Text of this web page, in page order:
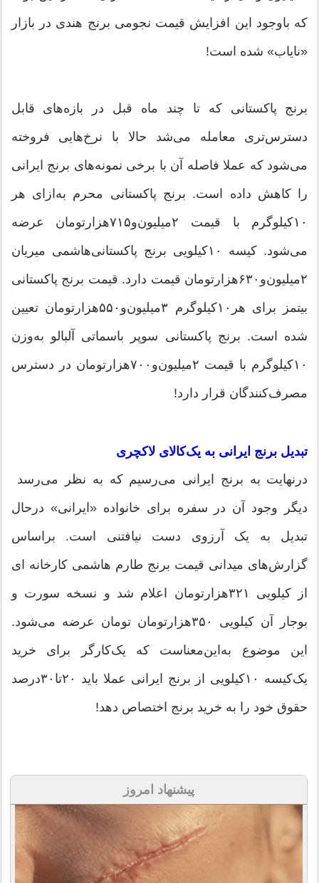
که باوجود این افزایش قیمت نجومی برنج هندی در بازار
«نایاب» شده است!
برنج پاکستانی که تا چند ماه قبل در بازه‌های قابل‌
دسترس‌تری معامله می‌شد حالا با نرخ‌هایی فروخته
می‌شود که عملا فاصله آن با برخی نمونه‌های برنج ایرانی
را کاهش داده است. برنج پاکستانی محرم به‌ازای هر
۱۰‌کیلوگرم با قیمت ۲‌میلیون‌و۷۱۵‌هزارتومان عرضه
می‌شود. کیسه ۱۰‌کیلویی برنج پاکستانی‌هاشمی میریان
۲‌میلیون‌و۶۳۰‌هزارتومان قیمت دارد. قیمت برنج پاکستانی
بیتمز برای هر۱۰‌کیلوگرم ۳‌میلیون‌و۵۵۰‌هزارتومان تعیین
شده است. برنج پاکستانی سوپر باسماتی آلبالو به‌وزن
۱۰‌کیلوگرم با قیمت ۲میلیون‌و۷۰۰هزارتومان در دسترس
مصرف‌کنندگان قرار دارد!
تبدیل برنج ایرانی به یک‌کالای لاکچری
درنهایت به برنج ایرانی می‌رسیم که به نظر می‌رسد
دیگر وجود آن در سفره برای خانواده «ایرانی» درحال
تبدیل به یک آرزوی دست نیافتنی است. براساس
گزارش‌های میدانی قیمت برنج طارم‌ هاشمی کارخانه‌ ای
از کیلویی ۳۲۱هزارتومان اعلام شد و نسخه سورت و
بوجار آن کیلویی ۳۵۰هزارتومان تومان عرضه می‌شود.
این موضوع به‌این‌معناست که یک‌کارگر برای خرید
یک‌کیسه ۱۰کیلویی از برنج ایرانی عملا باید ۲۰تا۳۰درصد
حقوق خود را به خرید برنج اختصاص دهد!
پیشنهاد امروز